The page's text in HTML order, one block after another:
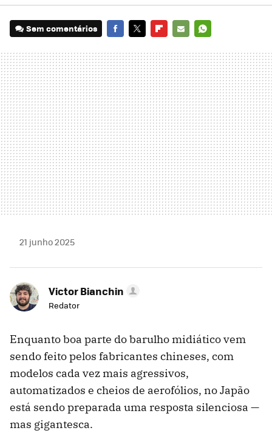
Sem comentários
MAIL
21 junho 2025
Victor Bianchin
Redator
Enquanto boa parte do barulho midiático vem
sendo feito pelos fabricantes chineses, com
modelos cada vez mais agressivos,
automatizados e cheios de aerofólios, no Japão
está sendo preparada uma resposta silenciosa —
mas gigantesca.